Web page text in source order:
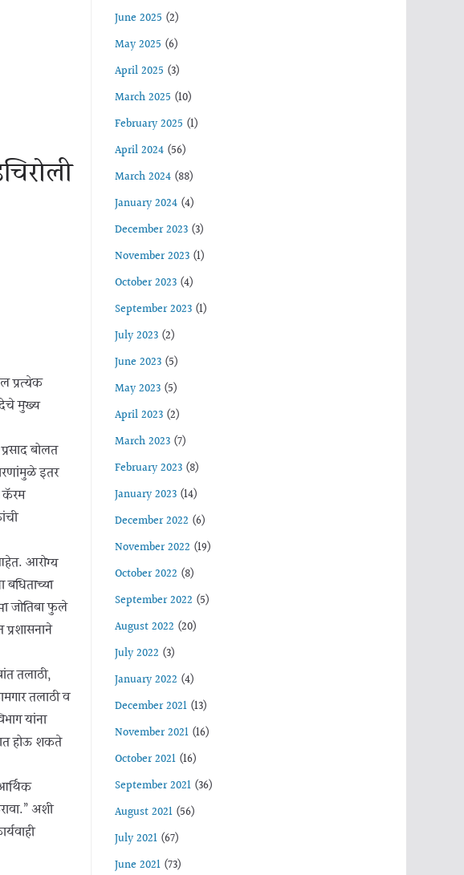
प्रत्येक
मुख्य
बोलत
इतर
कॅरम
आरोग्य
बधिताच्या
जोतिबा फुले
तलाठी,
तलाठी व
यांना
होऊ शकते
अशी
June 2025 (2)
May 2025 (6)
April 2025 (3)
March 2025 (10)
February 2025 (1)
April 2024 (56)
March 2024 (88)
January 2024 (4)
December 2023 (3)
November 2023 (1)
October 2023 (4)
September 2023 (1)
July 2023 (2)
June 2023 (5)
May 2023 (5)
April 2023 (2)
March 2023 (7)
February 2023 (8)
January 2023 (14)
December 2022 (6)
November 2022 (19)
October 2022 (8)
September 2022 (5)
August 2022 (20)
July 2022 (3)
January 2022 (4)
December 2021 (13)
November 2021 (16)
October 2021 (16)
September 2021 (36)
August 2021 (56)
July 2021 (67)
June 2021 (73)